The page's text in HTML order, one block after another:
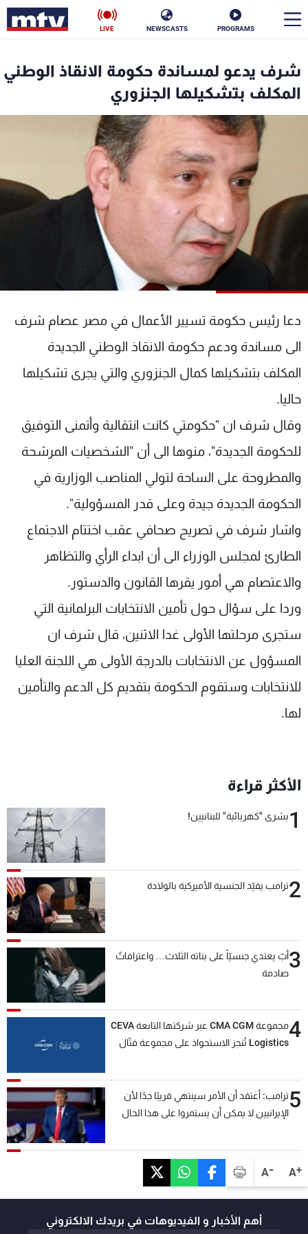
PROGRAMS
NEWSCASTS
LIVE
A+
A-
شرف يدعو لمساندة حكومة الانقاذ الوطني
المكلف بتشكيلها الجنزوري
دعا رئيس حكومة تسيير الأعمال في مصر عصام شرف
الى مساندة ودعم حكومة الانقاذ الوطني الجديدة
المكلف بتشكيلها كمال الجنزوري والتي يجرى تشكيلها
حاليا.
وقال شرف ان "حكومتي كانت انتقالية وأتمنى التوفيق
للحكومة الجديدة"، منوها الى أن "الشخصيات المرشحة
والمطروحة على الساحة لتولي المناصب الوزارية في
الحكومة الجديدة جيدة وعلى قدر المسؤولية".
واشار شرف في تصريح صحافي عقب اختتام الاجتماع
الطارئ لمجلس الوزراء الى أن ابداء الرأي والتظاهر
والاعتصام هي أمور يقرها القانون والدستور.
وردا على سؤال حول تأمين الانتخابات البرلمانية التي
ستجرى مرحلتها الأولى غدا الاثنين، قال شرف ان
المسؤول عن الانتخابات بالدرجة الأولى هي اللجنة العليا
للانتخابات وستقوم الحكومة بتقديم كل الدعم والتأمين
لها.
الأكثر قراءة
1بشرى "كهربائية" للبنانيين!
2ترامب يقيّد الجنسية الأميركية بالولادة
3أبٌ يعتدي جنسيّاً على بناته الثلاث… واعترافاتٌ
صادمة
4
مجموعة CMA CGM عبر شركتها التابعة CEVA
Logistics تُنجز الاستحواذ على مجموعة فتّال
5ترامب: أعتقد أن الأمر سينتهي قريبًا جدًا لأن
الإيرانيين لا يمكن أن يستمروا على هذا الحال
أهم الأخبار و الفيديوهات في بريدك الالكتروني
الأخبار
سياسة ناس
فن
كأس العالم
شاهد البرامج
الترددات
الإنـتـاج
سياسة الخصوصية